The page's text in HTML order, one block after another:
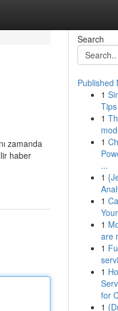
zamanda
haber
Search
Published
1
1
1
...
1
1
1
are
1
1
for
1